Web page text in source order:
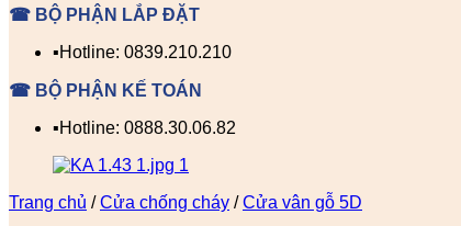
☎ BỘ PHẬN LẮP ĐẶT
▪️Hotline: 0839.210.210
☎ BỘ PHẬN KẾ TOÁN
▪️Hotline: 0888.30.06.82
Trang chủ / Cửa chống cháy / Cửa vân gỗ 5D